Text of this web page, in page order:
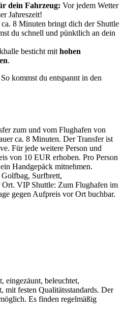
dein Fahrzeug: Vor jedem Wetter
Jahreszeit!
8 Minuten bringt dich der Shuttle
du schnell und pünktlich an dein
besticht mit hohen
.
kommst du entspannt in den
zum und vom Flughafen von
ca. 8 Minuten. Der Transfer ist
Für jede weitere Person und
von 10 EUR erhoben. Pro Person
Handgepäck mitnehmen.
Surfbrett,
VIP Shuttle: Zum Flughafen im
gegen Aufpreis vor Ort buchbar.
eingezäunt, beleuchtet,
mit festen Qualitätsstandards. Der
Es finden regelmäßig